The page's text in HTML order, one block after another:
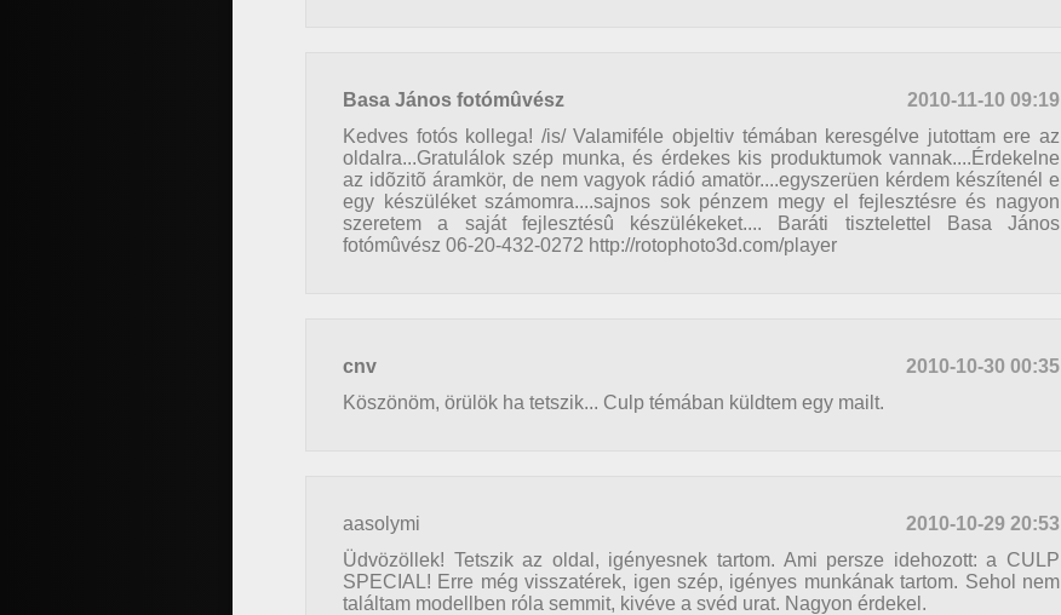
Basa János fotómûvész
2010-11-10 09:19
Kedves fotós kollega! /is/ Valamiféle objeltiv témában keresgélve jutottam ere az
oldalra...Gratulálok szép munka, és érdekes kis produktumok vannak....Érdekelne
az idõzitõ áramkör, de nem vagyok rádió amatör....egyszerüen kérdem készítenél e
egy készüléket számomra....sajnos sok pénzem megy el fejlesztésre és nagyon
szeretem a saját fejlesztésû készülékeket.... Baráti tisztelettel Basa János
fotómûvész 06-20-432-0272 http://rotophoto3d.com/player
cnv
2010-10-30 00:35
Köszönöm, örülök ha tetszik... Culp témában küldtem egy mailt.
aasolymi
2010-10-29 20:53
Üdvözöllek! Tetszik az oldal, igényesnek tartom. Ami persze idehozott: a CULP
SPECIAL! Erre még visszatérek, igen szép, igényes munkának tartom. Sehol nem
találtam modellben róla semmit, kivéve a svéd urat. Nagyon érdekel.